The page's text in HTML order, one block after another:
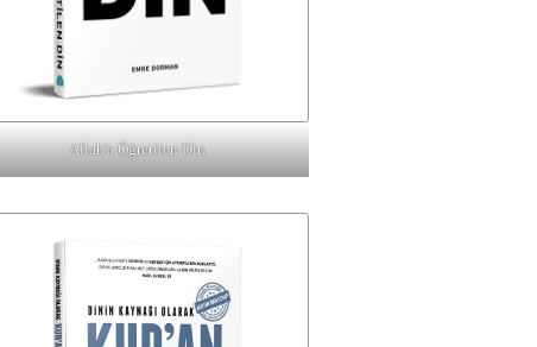
Allah'a Öğretilen Din